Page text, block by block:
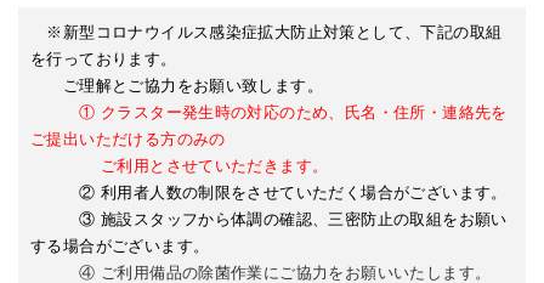
※新型コロナウイルス感染症拡大防止対策として、下記の取組
を行っております。
ご理解とご協力をお願い致します。
① クラスター発生時の対応のため、氏名・住所・連絡先を
ご提出いただける方のみの
ご利用と させて いただきます。
② 利用者人数の制限をさせていただく場合がございます。
③ 施設スタッフから体調の確認、三密防止の取組をお願い
する場合がございます。
④ ご利用備品の除菌作業にご協力をお願いいたします。